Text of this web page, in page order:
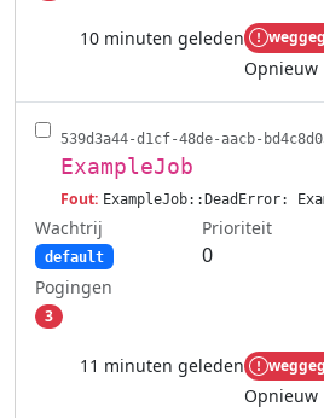
10 minuten geleden
539d3a44-d1cf-48de-aacb-
ExampleJob
Fout: ExampleJob::DeadError:
Wachtrij
default
Prioriteit
0
Pogingen
3
11 minuten geleden